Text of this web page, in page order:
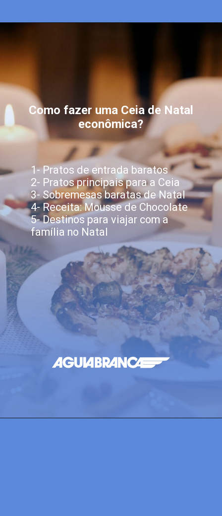
Como fazer uma Ceia de Natal
econômica?
1- Pratos de entrada baratos
2- Pratos principais para a Ceia
3- Sobremesas baratas de Natal
4- Receita: Mousse de Chocolate
5- Destinos para viajar com a
família no Natal